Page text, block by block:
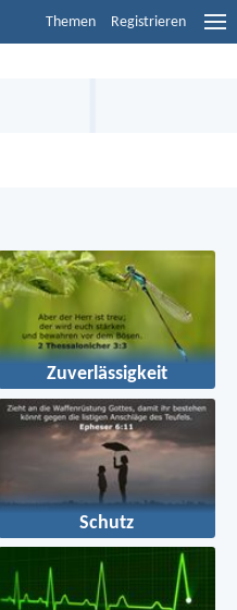
Themen Registrieren
Zuverlässigkeit
Schutz